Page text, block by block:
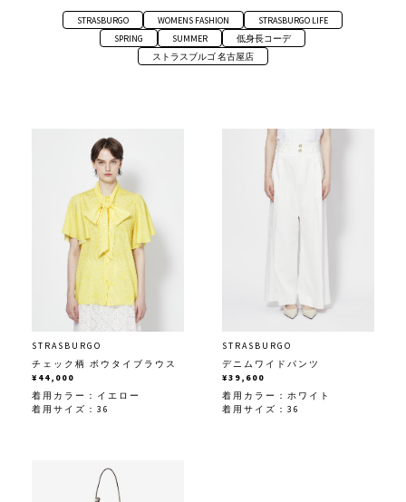
STRASBURGO WOMENS FASHION
STRASBURGO LIFE
SPRING
SUMMER
低身長コーデ
ストラスブルゴ 名古屋店
STRASBURGO
チェック柄 ボウタイブラウス
¥44,000
着用カラー： イエロー
着用サイズ：36
STRASBURGO
デニムワイドパンツ
¥39,600
着用カラー： ホワイト
着用サイズ：36